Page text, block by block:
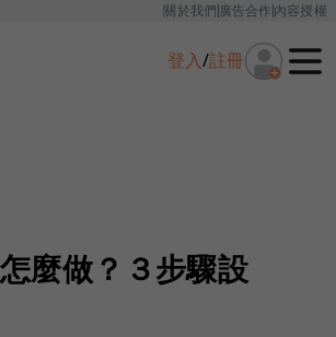
關於我們廣告合作內容授權
登入/註冊
麼做？３步驟設